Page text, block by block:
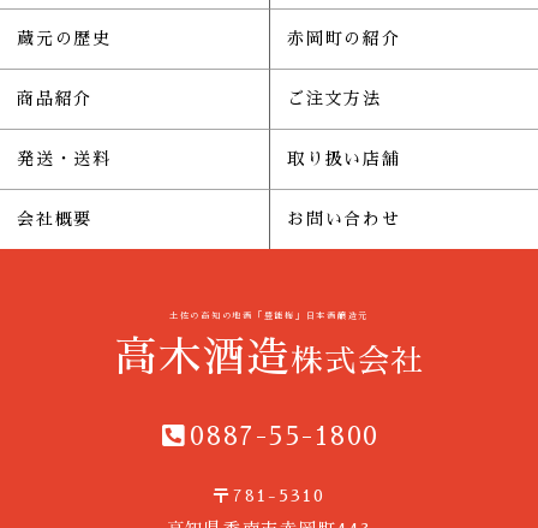
蔵元の歴史 赤岡町の紹介
商品紹介 ご注文方法
発送・送料 取り扱い店舗
会社概要 お問い合わせ
土佐の高知の地酒「豊能梅」日本酒醸造元
高木酒造株式会社
0887-55-1800
〒781-5310